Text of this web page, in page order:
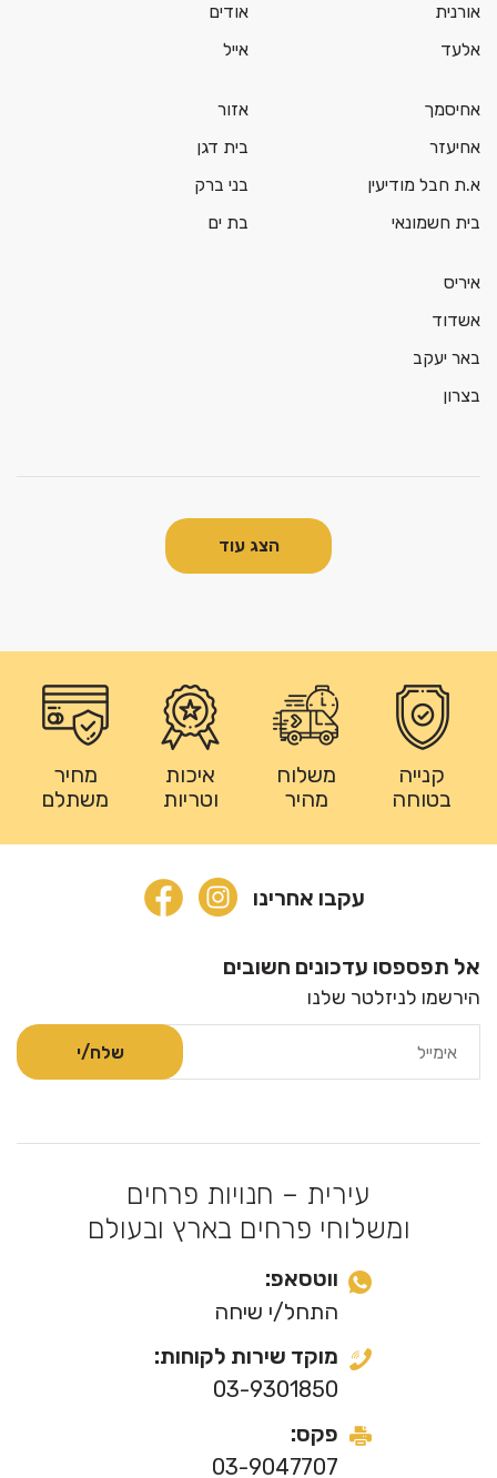
אורנית
אלעד
אודים
אייל
אחיסמך
אחיעזר
א.ת חבל מודיעין
בית חשמונאי
אזור
בית דגן
בני ברק
בת ים
איריס
אשדוד
באר יעקב
בצרון
הצג עוד
קנייה
בטוחה
משלוח
מהיר
איכות
וטריות
מחיר
משתלם
עקבו אחרינו
אל תפספסו עדכונים חשובים
הירשמו לניזלטר שלנו
עירית – חנויות פרחים
ומשלוחי פרחים בארץ ובעולם
ווטסאפ:
התחל/י שיחה
מוקד שירות לקוחות:
03-9301850
פקס:
03-9047707